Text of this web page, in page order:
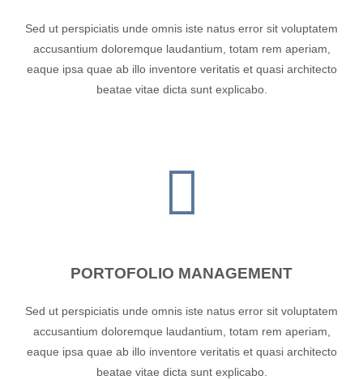
Sed ut perspiciatis unde omnis iste natus error sit voluptatem
accusantium doloremque laudantium, totam rem aperiam,
eaque ipsa quae ab illo inventore veritatis et quasi architecto
beatae vitae dicta sunt explicabo.
PORTOFOLIO MANAGEMENT
Sed ut perspiciatis unde omnis iste natus error sit voluptatem
accusantium doloremque laudantium, totam rem aperiam,
eaque ipsa quae ab illo inventore veritatis et quasi architecto
beatae vitae dicta sunt explicabo.